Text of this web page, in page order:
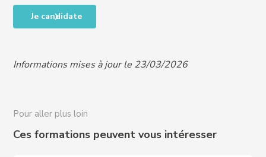
Accessibilité des personnes en situation de handicap,
RQTH, ou difficultés particulières, nous contacter
handicap@crews-education.com
Je candidate
Informations mises à jour le 23/03/2026
Pour aller plus loin
Ces formations peuvent vous intéresser